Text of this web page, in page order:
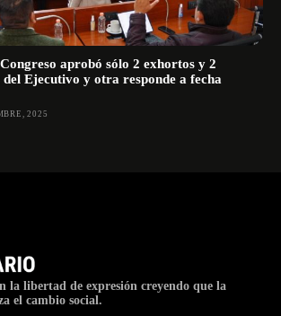
aprobó sólo 2 exhortos y 2
Ejecutivo y otra responde a fecha
2025
la libertad de expresión creyendo que la
el cambio social.